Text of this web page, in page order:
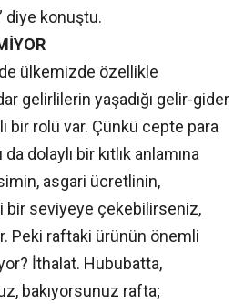
diye konuştu.
ülkemizde özellikle
gelirlilerin yaşadığı gelir-gider
bir rolü var. Çünkü cepte para
dolaylı bir kıtlık anlamına
asgari ücretlinin,
bir seviyeye çekebilirseniz,
Peki raftaki ürünün önemli
İthalat. Hububatta,
bakıyorsunuz rafta;